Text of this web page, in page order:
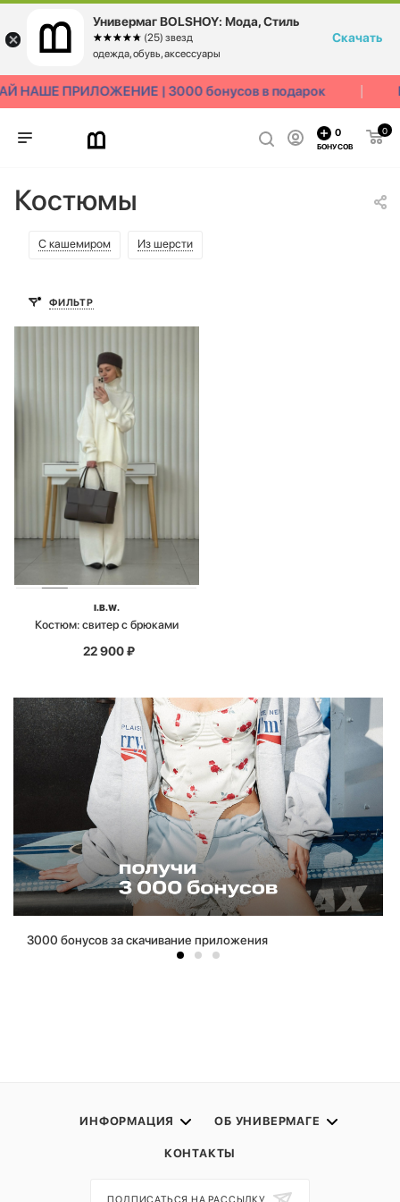
НАШЕ ПРИЛОЖЕНИЕ | 3000 бонусов в подарок
0
0
БОНУСОВ
Костюмы
С кашемиром Из шерсти
ФИЛЬТР
I.B.W.
Костюм: свитер с брюками
22 900₽
3000 бонусов за скачивание приложения
ИНФОРМАЦИЯ ОБ УНИВЕРМАГЕ
КОНТАКТЫ
Универмаг BOLSHOY: Мода, Стиль
☆☆☆☆☆
★★★★★ (25) звезд
одежда, обувь, аксессуары
Скачать